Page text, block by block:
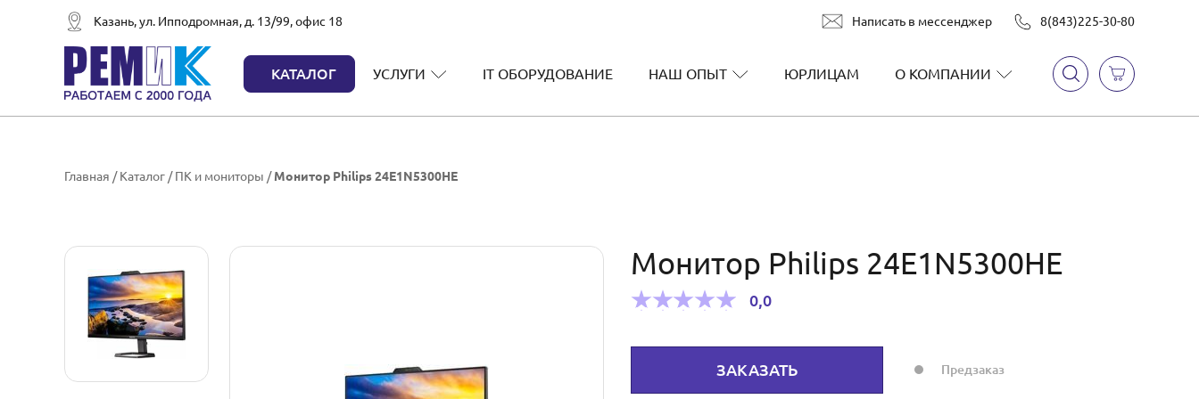
Казань, ул. Ипподромная, д. 13/99, офис 18 Написать в мессенджер 8(843)225-30-80
КАТАЛОГ УСЛУГИ IT ОБОРУДОВАНИЕ НАШ ОПЫТ ЮРЛИЦАМ О КОМПАНИИ
Главная /Каталог /ПК и мониторы /Монитор Philips 24E1N5300HE
Монитор Philips 24E1N5300HE
0,0
ЗАКАЗАТЬ Предзаказ